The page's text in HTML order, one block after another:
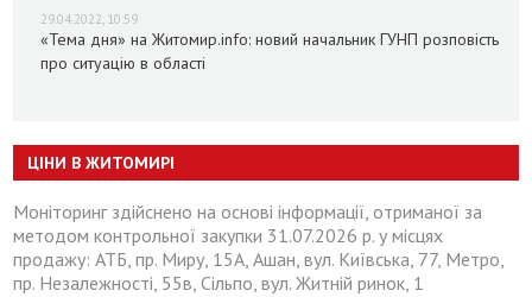
29.04.2022, 10:59
«Тема дня» на Житомир.info: новий начальник ГУНП розповість
про ситуацію в області
ЦІНИ В ЖИТОМИРІ
Моніторинг здійснено на основі інформації, отриманої за
методом контрольної закупки 31.07.2026 р. у місцях
продажу: АТБ, пр. Миру, 15А, Ашан, вул. Київська, 77, Метро,
пр. Незалежності, 55в, Сільпо, вул. Житній ринок, 1